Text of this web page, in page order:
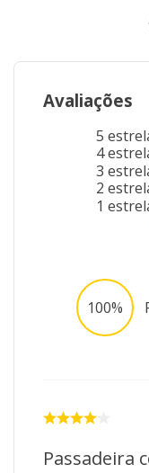
Avaliações
5
4
3
2
1
100%
Passadeira